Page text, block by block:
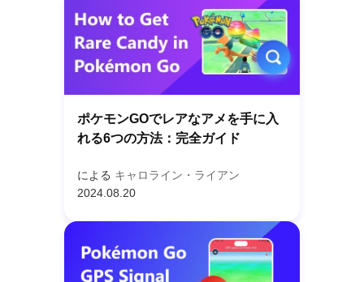
ポケモンGOでレアなアメを手に入
れる6つの方法：完全ガイド
による キャロライン・ライアン
2024.08.20